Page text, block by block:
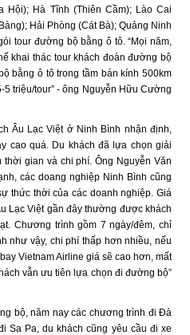
Hội); Hà Tĩnh (Thiên Cầm); Lào Cai
Hải Phòng (Cát Bà); Quảng Ninh
tour đường bộ bằng ô tô. “Mọi năm,
khai thác tour khách đoàn đường bộ
bằng ô tô trong tầm bán kính 500km
triệu/tour” - ông Nguyễn Hữu Cường
Âu Lạc Việt ở Ninh Bình nhận định,
cao quá. Du khách đã lựa chọn giải
gian và chi phí. Ông Nguyễn Văn
các doang nghiệp Ninh Bình cũng
thức thời của các doanh nghiệp. Giá
Lạc Việt gần đây thường được khách
Chương trình gồm 7 ngày/đêm, chỉ
như vậy, chi phí thấp hơn nhiều, nếu
Vietnam Airline giá sẽ cao hơn, mất
vẫn ưu tiên lựa chọn đi đường bộ”
bộ, năm nay các chương trình đi Đà
Sa Pa, du khách cũng yêu cầu đi xe